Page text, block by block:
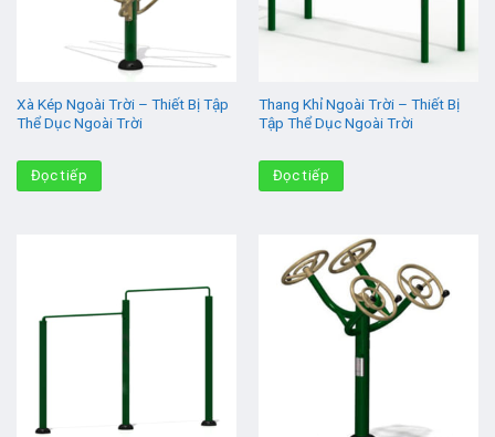
Xà Kép Ngoài Trời – Thiết Bị Tập
Thể Dục Ngoài Trời
Đọc tiếp
Thang Khỉ Ngoài Trời – Thiết Bị
Tập Thể Dục Ngoài Trời
Đọc tiếp